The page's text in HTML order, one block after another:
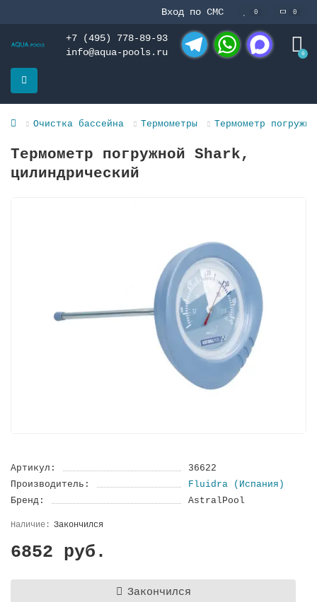
Вход по СМС 0 0
+7 (495) 778-89-93
info@aqua-pools.ru
0
Очистка бассейна Термометры Термометр
Термометр погружной Shark,
цилиндрический
Артикул:
36622
Производитель:
Fluidra (Испания)
Бренд:
AstralPool
Закончился
6852 руб.
Закончился